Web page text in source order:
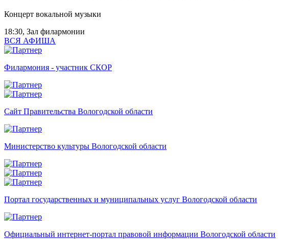
Концерт вокальной музыки
18:30, Зал филармонии
ВСЯ АФИША
Филармония - участник СКОР
Сайт Правительства Вологодской области
Министерство культуры Вологодской области
Портал государственных и муниципальных услуг Вологодской области
Официальный интернет-портал правовой информации Вологодской области